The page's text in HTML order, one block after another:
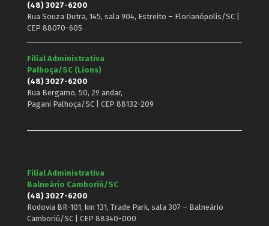
(48) 3027-6200
Rua Souza Dutra, 145, sala 904, Estreito – Florianópolis/SC |
CEP 88070-605
Filial Administrativa
Palhoça/SC (Lions)
(48) 3027-6200
Rua Bergamo, 50, 2º andar,
Pagani Palhoça/SC | CEP 88132-209
Filial Administrativa
Balneário Camboriú/SC
(48) 3027-6200
Rodovia BR-101, km 131, Trade Park, sala 307 – Balneário
Camboriú/SC | CEP 88340-000